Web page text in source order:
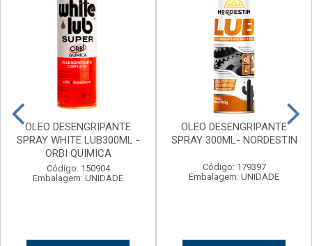
OLEO DESENGRIPANTE
SPRAY WHITE LUB300ML -
ORBI QUIMICA
Código: 150904
Embalagem: UNIDADE
OLEO DESENGRIPANTE
SPRAY 300ML- NORDESTIN
Código: 179397
Embalagem: UNIDADE